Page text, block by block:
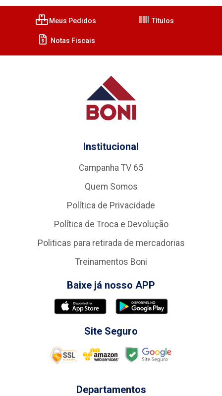
Meus Pedidos Títulos
Notas Fiscais
Institucional
Campanha TV 65
Quem Somos
Política de Privacidade
Política de Troca e Devolução
Politicas para retirada de mercadorias
Treinamentos Boni
Baixe já nosso APP
Site Seguro
Departamentos